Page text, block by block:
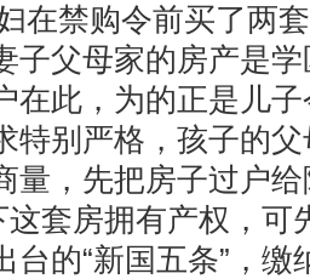
在禁购令前买了两
子父母家的房产是
在此，为的正是儿
特别严格，孩子的
量，先把房子过户
这套房拥有产权，
台的“新国五条”，缴